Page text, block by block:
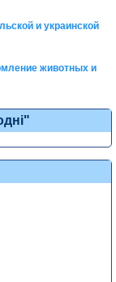
и украинской
животных и